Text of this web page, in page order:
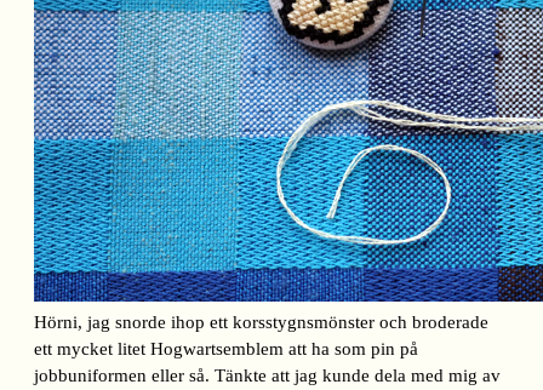
Hörni, jag snorde ihop ett korsstygnsmönster och broderade
ett mycket litet Hogwartsemblem att ha som pin på
jobbuniformen eller så. Tänkte att jag kunde dela med mig av